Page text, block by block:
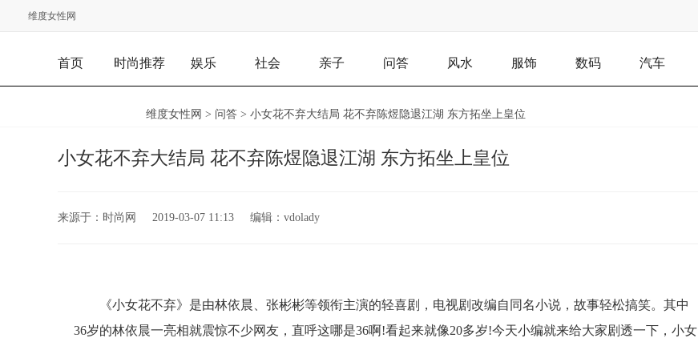
维度女性网
首页 时尚推荐 娱乐 社会 亲子 问答 风水 服饰 数码 汽车
维度女性网 > 问答 > 小女花不弃大结局 花不弃陈煜隐退江湖 东方拓坐上皇位
小女花不弃大结局 花不弃陈煜隐退江湖 东方拓坐上皇位
来源于： 时尚网 2019-03-07 11:13 编辑： vdolady
《小女花不弃》是由林依晨、张彬彬等领衔主演的轻喜剧，电视剧改编自同名小说，故事轻松搞笑。其中
36岁的林依晨一亮相就震惊不少网友，直呼这哪是36啊!看起来就像20多岁!今天小编就来给大家剧透一下，小女